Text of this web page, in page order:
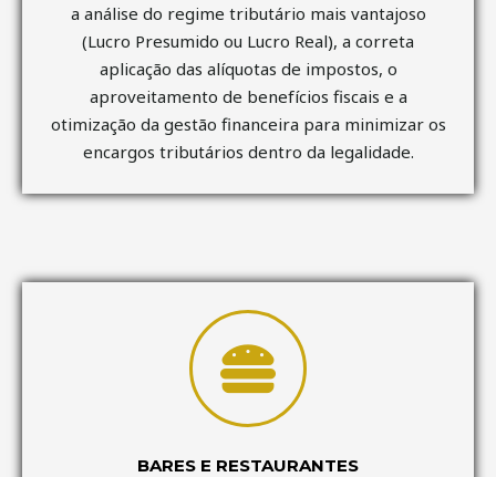
a análise do regime tributário mais vantajoso
(Lucro Presumido ou Lucro Real), a correta
aplicação das alíquotas de impostos, o
aproveitamento de benefícios fiscais e a
otimização da gestão financeira para minimizar os
encargos tributários dentro da legalidade.
BARES E RESTAURANTES